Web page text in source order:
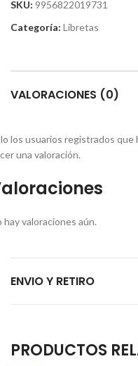
SKU: 9956822019731
Categoría: Libretas
VALORACIONES (0)
hay valoraciones aún.
los usuarios registrados
una valoración.
ENVIO Y RETIRO
PRODUCTOS